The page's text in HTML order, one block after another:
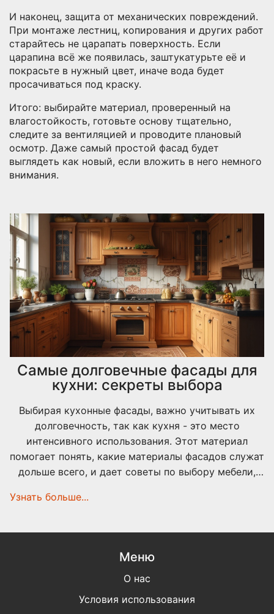
И наконец, защита от механических повреждений.
При монтаже лестниц, копирования и других работ
старайтесь не царапать поверхность. Если
царапина всё же появилась, заштукатурьте её и
покрасьте в нужный цвет, иначе вода будет
просачиваться под краску.
Итого: выбирайте материал, проверенный на
влагостойкость, готовьте основу тщательно,
следите за вентиляцией и проводите плановый
осмотр. Даже самый простой фасад будет
выглядеть как новый, если вложить в него немного
внимания.
Самые долговечные фасады для
кухни: секреты выбора
Выбирая кухонные фасады, важно учитывать их
долговечность, так как кухня - это место
интенсивного использования. Этот материал
помогает понять, какие материалы фасадов служат
дольше всего, и дает советы по выбору мебели,
функциональность на протяжении многих лет.
материалов, таких как массив дерева, МДФ и
эксплуатационные характеристики. Узнайте, как
правильный выбор фасадов может влиять на вашу
кухню и сделать её удобной и красивой надолго.
Узнать больше...
Меню
О нас
Условия использования